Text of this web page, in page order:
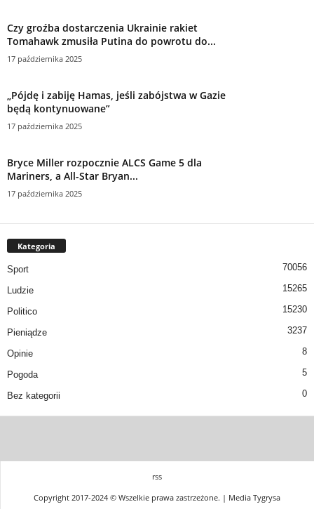
Czy groźba dostarczenia Ukrainie rakiet
Tomahawk zmusiła Putina do powrotu do...
17 października 2025
„Pójdę i zabiję Hamas, jeśli zabójstwa w Gazie
będą kontynuowane”
17 października 2025
Bryce Miller rozpocznie ALCS Game 5 dla
Mariners, a All-Star Bryan...
17 października 2025
Kategoria
Sport 70056
Ludzie 15265
Politico 15230
Pieniądze 3237
Opinie 8
Pogoda 5
Bez kategorii 0
rss
Copyright 2017-2024 © Wszelkie prawa zastrzeżone. | Media Tygrysa